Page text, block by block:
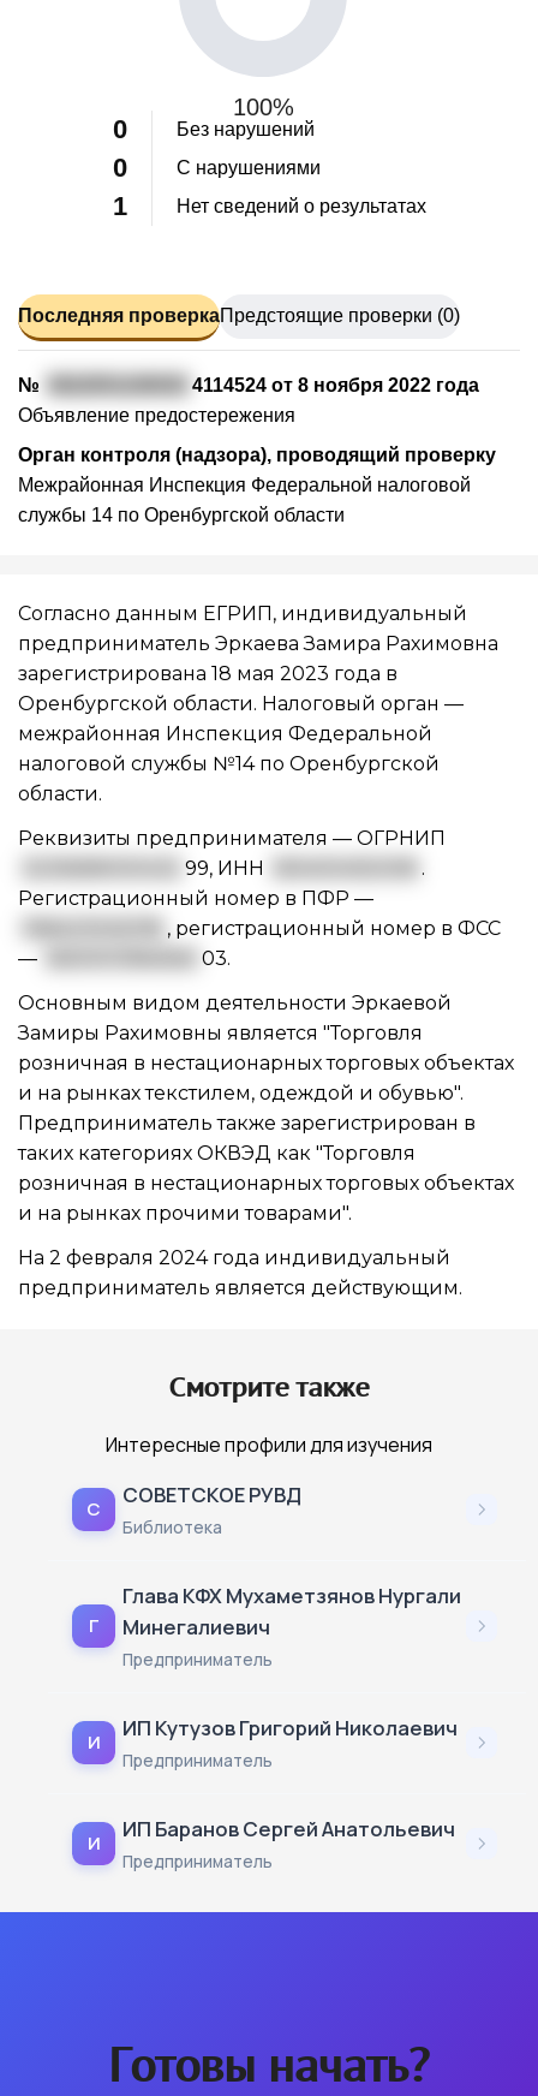
100%
0
0
1
Без нарушений
С нарушениями
Нет сведений о результатах
Последняя проверкаПредстоящие проверки (0)
№
4114524 от 8 ноября 2022 года
Объявление предостережения
Орган контроля (надзора), проводящий проверку
Межрайонная Инспекция Федеральной налоговой
службы 14 по Оренбургской области
Согласно данным ЕГРИП, индивидуальный
предприниматель Эркаева Замира Рахимовна
зарегистрирована 18 мая 2023 года в
Оренбургской области. Налоговый орган —
межрайонная Инспекция Федеральной
налоговой службы №14 по Оренбургской
области.
Реквизиты предпринимателя — ОГРНИП
99, ИНН
.
Регистрационный номер в ПФР —
, регистрационный номер в ФСС
—
03.
Основным видом деятельности Эркаевой
Замиры Рахимовны является "Торговля
розничная в нестационарных торговых объектах
и на рынках текстилем, одеждой и обувью".
Предприниматель также зарегистрирован в
таких категориях ОКВЭД как "Торговля
розничная в нестационарных торговых объектах
и на рынках прочими товарами".
На 2 февраля 2024 года индивидуальный
предприниматель является действующим.
Смотрите также
Интересные профили для изучения
С
СОВЕТСКОЕ РУВД
Библиотека
Г
Глава КФХ Мухаметзянов Нургали
Минегалиевич
Предприниматель
И
ИП Кутузов Григорий Николаевич
Предприниматель
И
ИП Баранов Сергей Анатольевич
Предприниматель
Готовы начать?